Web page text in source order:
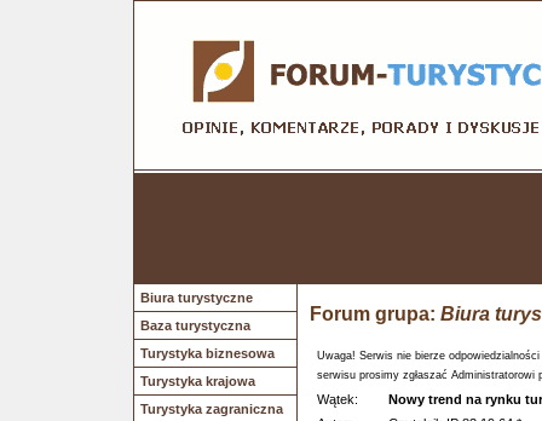
Biura turystyczne
Baza turystyczna
Turystyka biznesowa
Turystyka krajowa
Turystyka zagraniczna
Forum grupa: Biura
Uwaga! Serwis nie bierze
serwisu prosimy zgłaszać Administratorowi
Wątek:
Nowy trend na rynku